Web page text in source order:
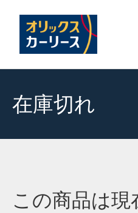
在庫切れ
この商品は